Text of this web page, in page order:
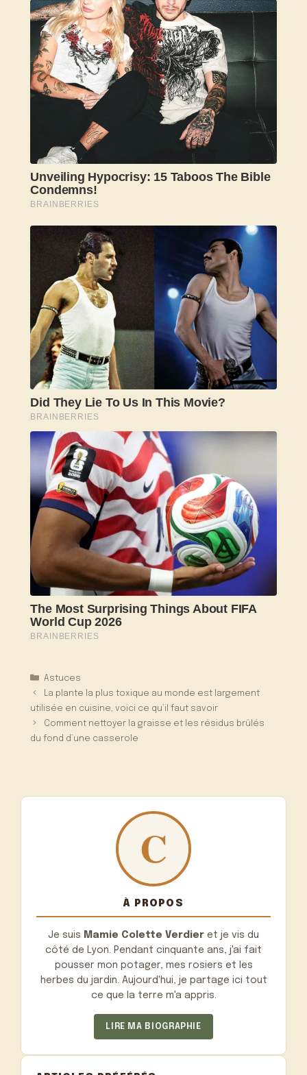
Catégories
Astuces
La plante la plus toxique au monde est largement
utilisée en cuisine, voici ce qu’il faut savoir
Comment nettoyer la graisse et les résidus brûlés
du fond d’une casserole
À PROPOS
Je suis Mamie Colette Verdier et je vis du
côté de Lyon. Pendant cinquante ans, j'ai fait
pousser mon potager, mes rosiers et les
herbes du jardin. Aujourd'hui, je partage ici tout
ce que la terre m'a appris.
LIRE MA BIOGRAPHIE